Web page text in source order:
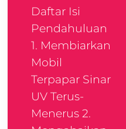
Daftar Isi
Pendahuluan
1. Membiarkan
Mobil
Terpapar Sinar
UV Terus-
Menerus 2.